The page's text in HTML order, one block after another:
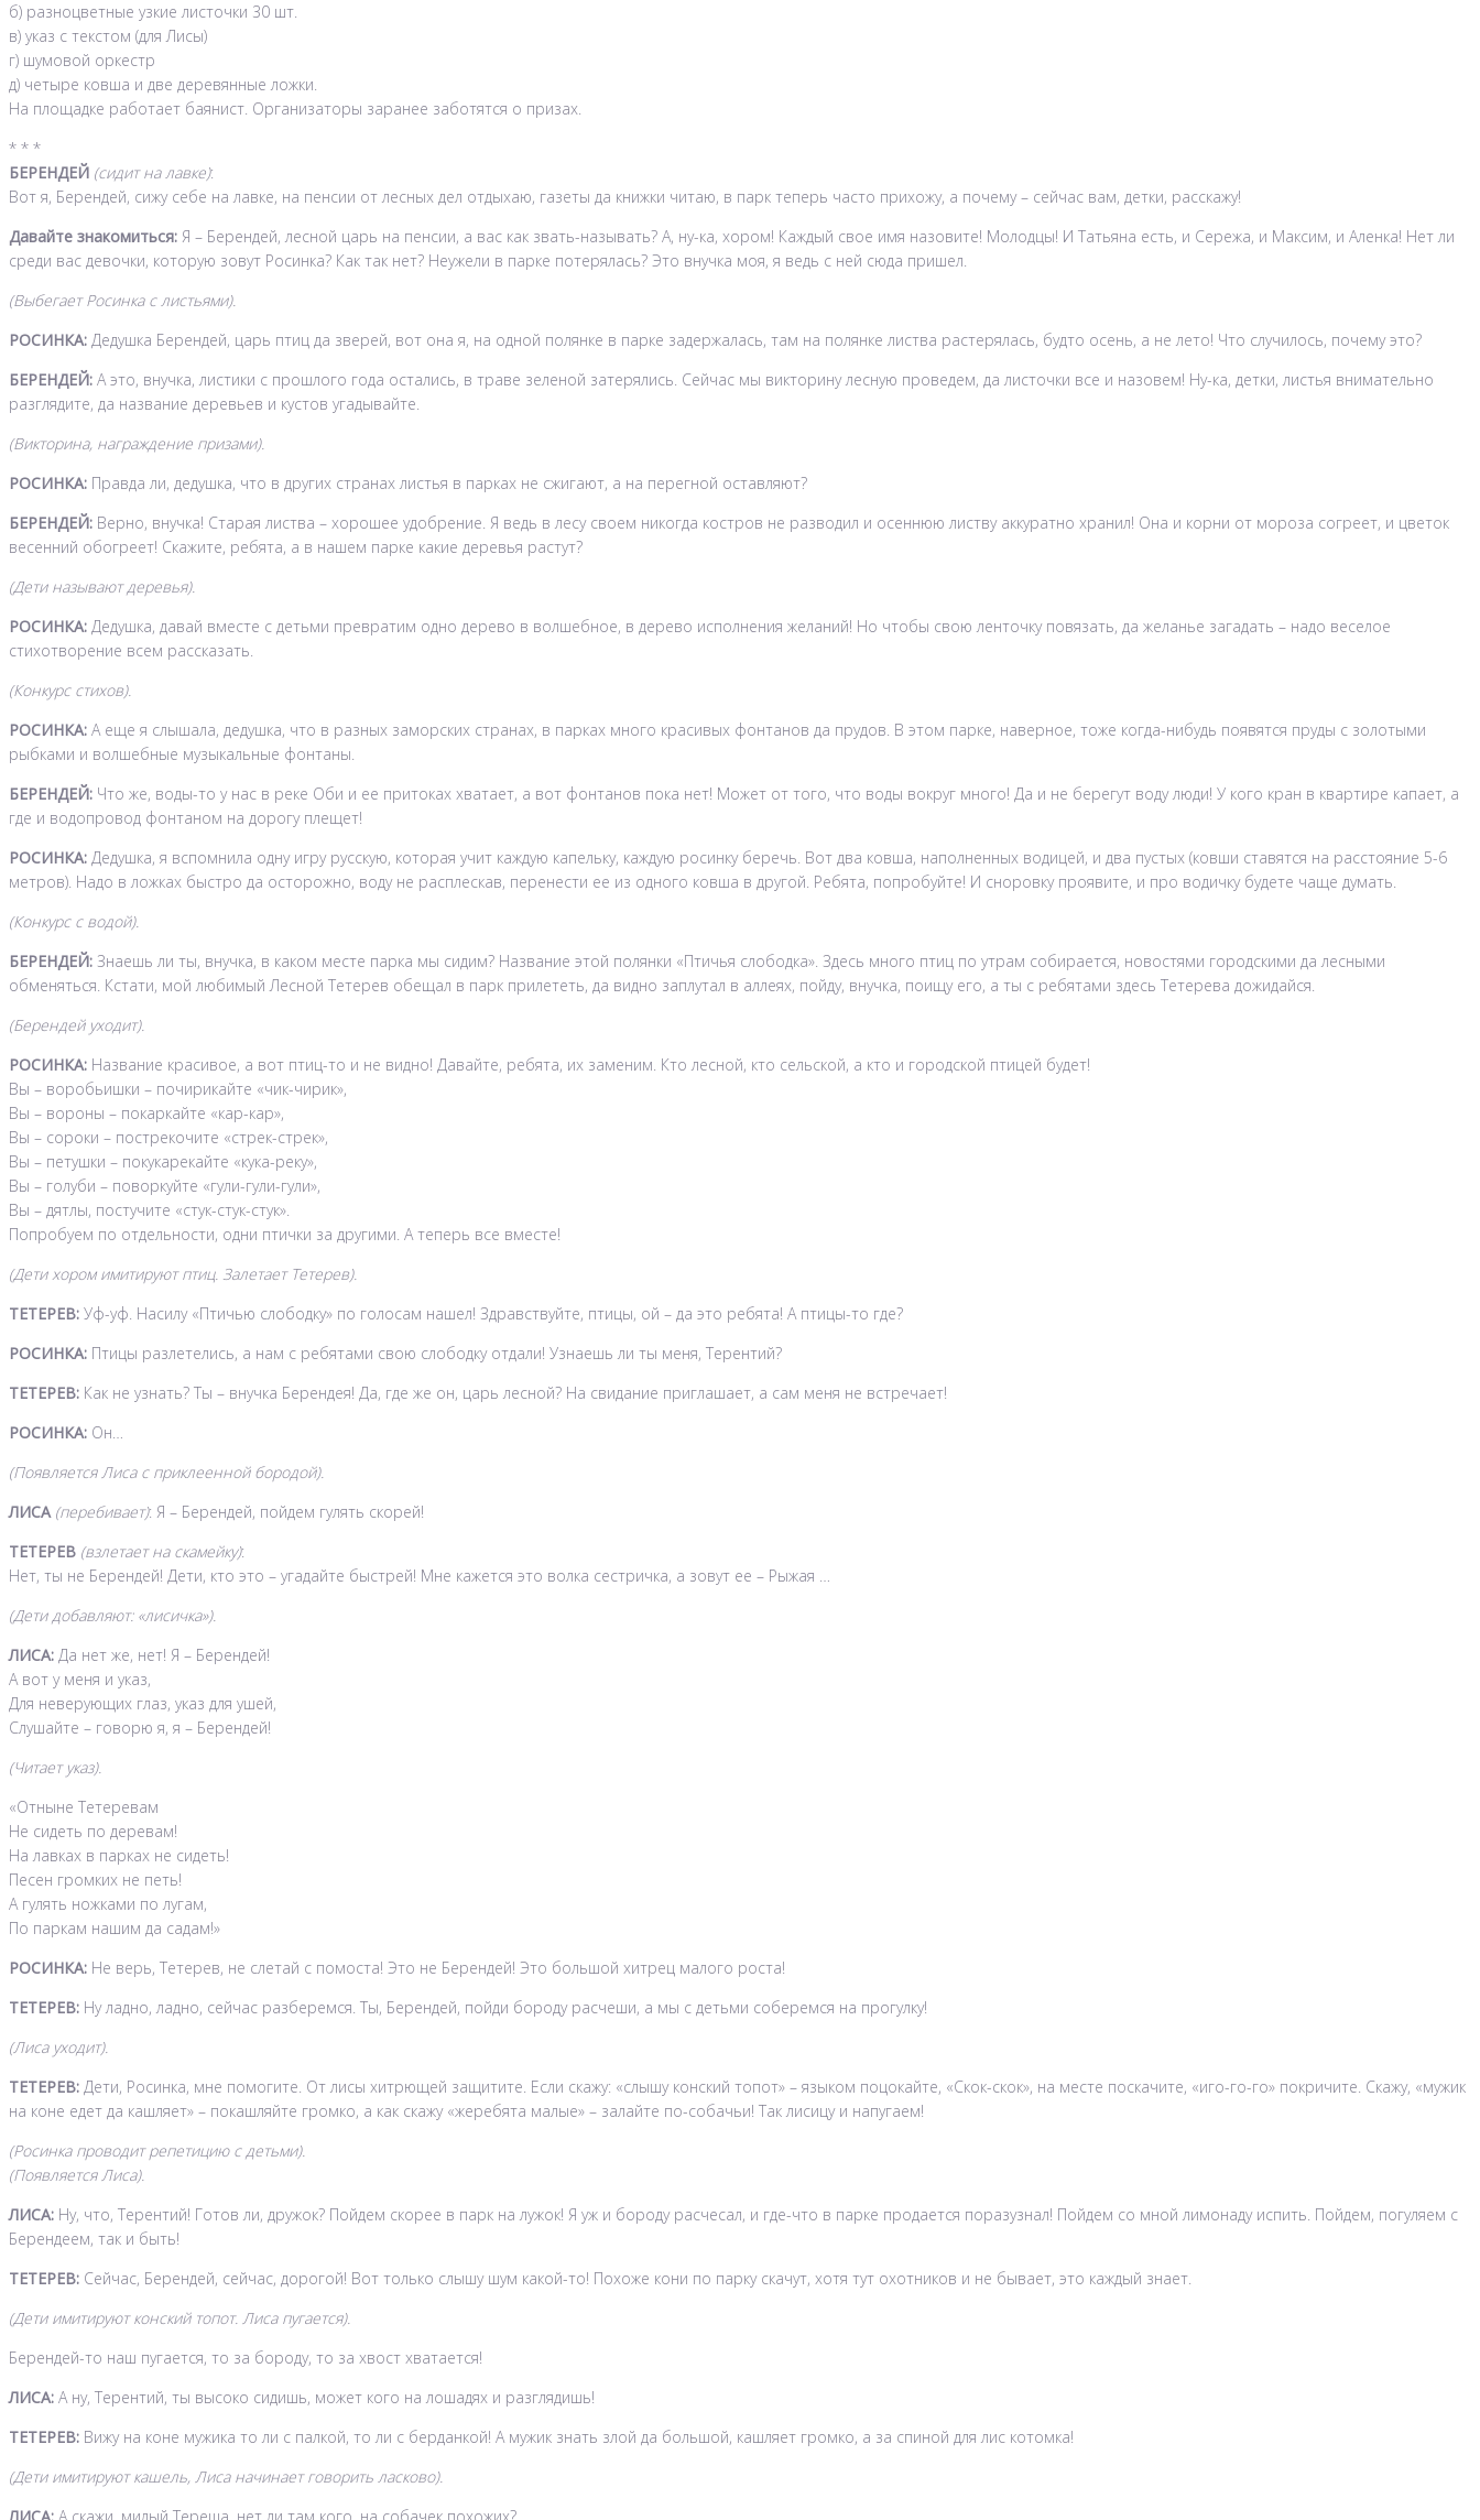
б) разноцветные узкие листочки 30 шт.
в) указ с текстом (для Лисы)
г) шумовой оркестр
д) четыре ковша и две деревянные ложки.
На площадке работает баянист. Организаторы заранее заботятся о призах.
* * *
БЕРЕНДЕЙ (сидит на лавке):
Вот я, Берендей, сижу себе на лавке, на пенсии от лесных дел отдыхаю, газеты да книжки читаю, в парк теперь часто прихожу, а почему – сейчас вам, детки, расскажу!
Давайте знакомиться: Я – Берендей, лесной царь на пенсии, а вас как звать-называть? А, ну-ка, хором! Каждый свое имя назовите! Молодцы! И Татьяна есть, и Сережа, и Максим, и Аленка! Нет ли
среди вас девочки, которую зовут Росинка? Как так нет? Неужели в парке потерялась? Это внучка моя, я ведь с ней сюда пришел.
(Выбегает Росинка с листьями).
РОСИНКА: Дедушка Берендей, царь птиц да зверей, вот она я, на одной полянке в парке задержалась, там на полянке листва растерялась, будто осень, а не лето! Что случилось, почему это?
БЕРЕНДЕЙ: А это, внучка, листики с прошлого года остались, в траве зеленой затерялись. Сейчас мы викторину лесную проведем, да листочки все и назовем! Ну-ка, детки, листья внимательно
разглядите, да название деревьев и кустов угадывайте.
(Викторина, награждение призами).
РОСИНКА: Правда ли, дедушка, что в других странах листья в парках не сжигают, а на перегной оставляют?
БЕРЕНДЕЙ: Верно, внучка! Старая листва – хорошее удобрение. Я ведь в лесу своем никогда костров не разводил и осеннюю листву аккуратно хранил! Она и корни от мороза согреет, и цветок
весенний обогреет! Скажите, ребята, а в нашем парке какие деревья растут?
(Дети называют деревья).
РОСИНКА: Дедушка, давай вместе с детьми превратим одно дерево в волшебное, в дерево исполнения желаний! Но чтобы свою ленточку повязать, да желанье загадать – надо веселое
стихотворение всем рассказать.
(Конкурс стихов).
РОСИНКА: А еще я слышала, дедушка, что в разных заморских странах, в парках много красивых фонтанов да прудов. В этом парке, наверное, тоже когда-нибудь появятся пруды с золотыми
рыбками и волшебные музыкальные фонтаны.
БЕРЕНДЕЙ: Что же, воды-то у нас в реке Оби и ее притоках хватает, а вот фонтанов пока нет! Может от того, что воды вокруг много! Да и не берегут воду люди! У кого кран в квартире капает, а
где и водопровод фонтаном на дорогу плещет!
РОСИНКА: Дедушка, я вспомнила одну игру русскую, которая учит каждую капельку, каждую росинку беречь. Вот два ковша, наполненных водицей, и два пустых (ковши ставятся на расстояние 5-6
метров). Надо в ложках быстро да осторожно, воду не расплескав, перенести ее из одного ковша в другой. Ребята, попробуйте! И сноровку проявите, и про водичку будете чаще думать.
(Конкурс с водой).
БЕРЕНДЕЙ: Знаешь ли ты, внучка, в каком месте парка мы сидим? Название этой полянки «Птичья слободка». Здесь много птиц по утрам собирается, новостями городскими да лесными
обменяться. Кстати, мой любимый Лесной Тетерев обещал в парк прилететь, да видно заплутал в аллеях, пойду, внучка, поищу его, а ты с ребятами здесь Тетерева дожидайся.
(Берендей уходит).
РОСИНКА: Название красивое, а вот птиц-то и не видно! Давайте, ребята, их заменим. Кто лесной, кто сельской, а кто и городской птицей будет!
Вы – воробьишки – почирикайте «чик-чирик»,
Вы – вороны – покаркайте «кар-кар»,
Вы – сороки – пострекочите «стрек-стрек»,
Вы – петушки – покукарекайте «кука-реку»,
Вы – голуби – поворкуйте «гули-гули-гули»,
Вы – дятлы, постучите «стук-стук-стук».
Попробуем по отдельности, одни птички за другими. А теперь все вместе!
(Дети хором имитируют птиц. Залетает Тетерев).
ТЕТЕРЕВ: Уф-уф. Насилу «Птичью слободку» по голосам нашел! Здравствуйте, птицы, ой – да это ребята! А птицы-то где?
РОСИНКА: Птицы разлетелись, а нам с ребятами свою слободку отдали! Узнаешь ли ты меня, Терентий?
ТЕТЕРЕВ: Как не узнать? Ты – внучка Берендея! Да, где же он, царь лесной? На свидание приглашает, а сам меня не встречает!
РОСИНКА: Он…
(Появляется Лиса с приклеенной бородой).
ЛИСА (перебивает): Я – Берендей, пойдем гулять скорей!
ТЕТЕРЕВ (взлетает на скамейку):
Нет, ты не Берендей! Дети, кто это – угадайте быстрей! Мне кажется это волка сестричка, а зовут ее – Рыжая …
(Дети добавляют: «лисичка»).
ЛИСА: Да нет же, нет! Я – Берендей!
А вот у меня и указ,
Для неверующих глаз, указ для ушей,
Слушайте – говорю я, я – Берендей!
(Читает указ).
«Отныне Тетеревам
Не сидеть по деревам!
На лавках в парках не сидеть!
Песен громких не петь!
А гулять ножками по лугам,
По паркам нашим да садам!»
РОСИНКА: Не верь, Тетерев, не слетай с помоста! Это не Берендей! Это большой хитрец малого роста!
ТЕТЕРЕВ: Ну ладно, ладно, сейчас разберемся. Ты, Берендей, пойди бороду расчеши, а мы с детьми соберемся на прогулку!
(Лиса уходит).
ТЕТЕРЕВ: Дети, Росинка, мне помогите. От лисы хитрющей защитите. Если скажу: «слышу конский топот» – языком поцокайте, «Скок-скок», на месте поскачите, «иго-го-го» покричите. Скажу, «мужик
на коне едет да кашляет» – покашляйте громко, а как скажу «жеребята малые» – залайте по-собачьи! Так лисицу и напугаем!
(Росинка проводит репетицию с детьми).
(Появляется Лиса).
ЛИСА: Ну, что, Терентий! Готов ли, дружок? Пойдем скорее в парк на лужок! Я уж и бороду расчесал, и где-что в парке продается поразузнал! Пойдем со мной лимонаду испить. Пойдем, погуляем с
Берендеем, так и быть!
ТЕТЕРЕВ: Сейчас, Берендей, сейчас, дорогой! Вот только слышу шум какой-то! Похоже кони по парку скачут, хотя тут охотников и не бывает, это каждый знает.
(Дети имитируют конский топот. Лиса пугается).
Берендей-то наш пугается, то за бороду, то за хвост хватается!
ЛИСА: А ну, Терентий, ты высоко сидишь, может кого на лошадях и разглядишь!
ТЕТЕРЕВ: Вижу на коне мужика то ли с палкой, то ли с берданкой! А мужик знать злой да большой, кашляет громко, а за спиной для лис котомка!
(Дети имитируют кашель, Лиса начинает говорить ласково).